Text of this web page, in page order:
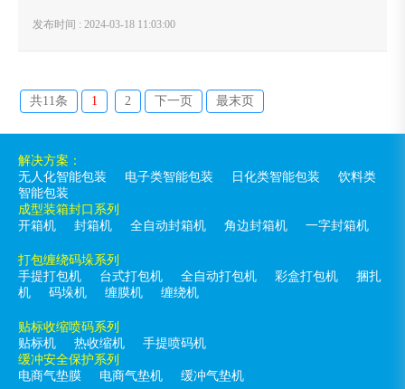
发布时间 : 2024-03-18 11:03:00
共11条 1 2 下一页 最末页
解决方案：
无人化智能包装
电子类智能包装 日化类智能包装
饮料类
智能包装
成型装箱封口系列
开箱机
封箱机 全自动封箱机 角边封箱机 一字封箱机
打包缠绕码垛系列
手提打包机
台式打包机 全自动打包机 彩盒打包机
捆扎
机
码垛机 缠膜机 缠绕机
贴标收缩喷码系列
贴标机
热收缩机
手提喷码机
缓冲安全保护系列
电商气垫膜
电商气垫机 缓冲气垫机